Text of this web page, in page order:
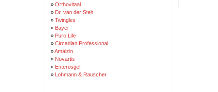
» Orthovitaal
» Dr. van der Stelt
» Twingles
» Bayer
» Puro Life
» Circadian Professional
»Amaizin
» Novartis
» Enterosgel
» Lohmann & Rauscher